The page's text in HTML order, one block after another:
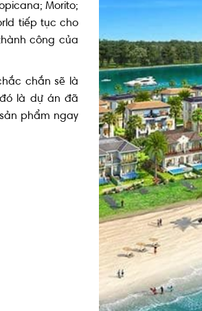
Morito;
tiếp tục cho
công của
chắn sẽ là
là dự án đã
phẩm ngay